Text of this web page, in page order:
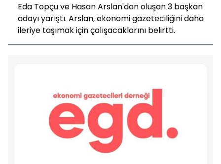
Eda Topçu ve Hasan Arslan'dan oluşan 3 başkan
adayı yarıştı. Arslan, ekonomi gazeteciliğini daha
ileriye taşımak için çalışacaklarını belirtti.